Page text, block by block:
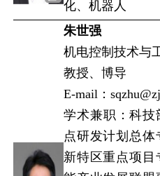
化、机器人
朱世强
机电控制技术与
教授、博导
E-mail：
学术兼职：科技
点研发计划总体
新特区重点项目